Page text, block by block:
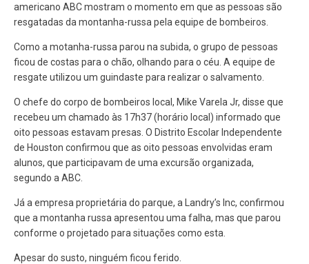
americano ABC mostram o momento em que as pessoas são
resgatadas da montanha-russa pela equipe de bombeiros.
Como a motanha-russa parou na subida, o grupo de pessoas
ficou de costas para o chão, olhando para o céu. A equipe de
resgate utilizou um guindaste para realizar o salvamento.
O chefe do corpo de bombeiros local, Mike Varela Jr, disse que
recebeu um chamado às 17h37 (horário local) informado que
oito pessoas estavam presas. O Distrito Escolar Independente
de Houston confirmou que as oito pessoas envolvidas eram
alunos, que participavam de uma excursão organizada,
segundo a ABC.
Já a empresa proprietária do parque, a Landry’s Inc, confirmou
que a montanha russa apresentou uma falha, mas que parou
conforme o projetado para situações como esta.
Apesar do susto, ninguém ficou ferido.